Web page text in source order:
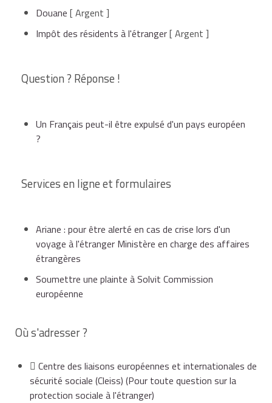
Douane [ Argent ]
Impôt des résidents à l'étranger[ Argent ]
Question ? Réponse !
Un Français peut-il être expulsé d'un pays européen
?
Services en ligne et formulaires
Ariane : pour être alerté en cas de crise lors d'un
voyage à l'étranger Ministère en charge des affaires
étrangères
Soumettre une plainte à Solvit Commission
européenne
Où s'adresser ?
Centre des liaisons européennes et internationales de
sécurité sociale (Cleiss) (Pour toute question sur la
protection sociale à l'étranger)